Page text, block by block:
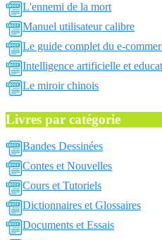
L'ennemi de la mort
Manuel utilisateur calibre
Le guide complet du e-
Intelligence artificielle et
Le miroir chinois
Livres par catégorie
Bandes Dessinées
Contes et Nouvelles
Cours et Tutoriels
Dictionnaires et Glossaires
Documents et Essais